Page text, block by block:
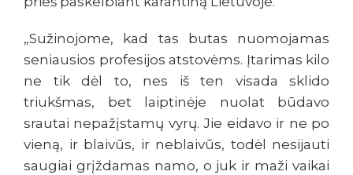
„Sužinojome, kad tas butas nuomojamas
seniausios profesijos atstovėms. Įtarimas kilo
ne tik dėl to, nes iš ten visada sklido
triukšmas, bet laiptinėje nuolat būdavo
srautai nepažįstamų vyrų. Jie eidavo ir ne po
vieną, ir blaivūs, ir neblaivūs, todėl nesijauti
saugiai grįždamas namo, o juk ir maži vaikai